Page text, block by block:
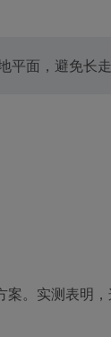
面，避免长走
。实测表明